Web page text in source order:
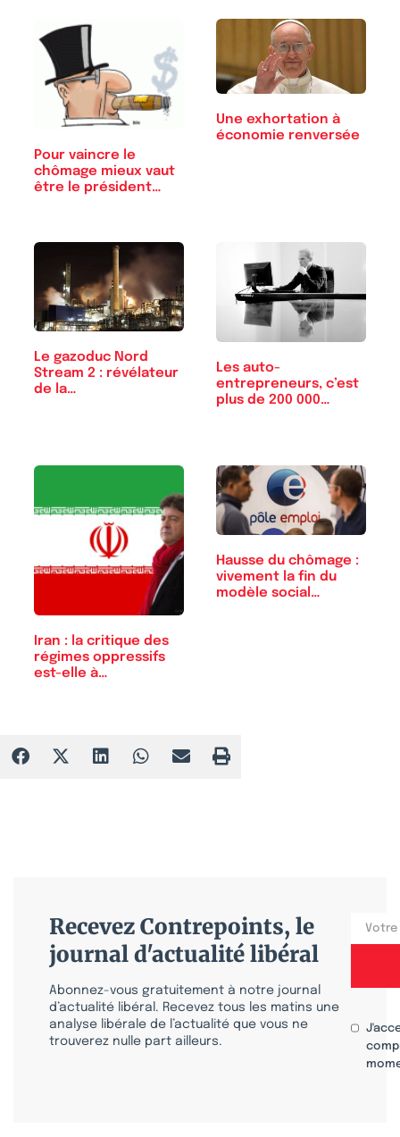
Pour vaincre le
chômage mieux vaut
être le président…
Une exhortation à
économie renversée
Le gazoduc Nord
Stream 2 : révélateur
de la…
Les auto-
entrepreneurs, c’est
plus de 200 000…
Iran : la critique des
régimes oppressifs
est-elle à…
Hausse du chômage :
vivement la fin du
modèle social…
Recevez Contrepoints, le
journal d'actualité libéral
Abonnez-vous gratuitement à notre journal
d’actualité libéral. Recevez tous les matins une
analyse libérale de l’actualité que vous ne
trouverez nulle part ailleurs.